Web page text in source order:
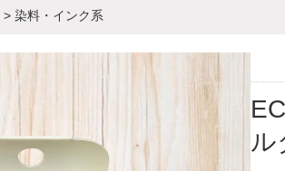
> 染料・インク系
ル